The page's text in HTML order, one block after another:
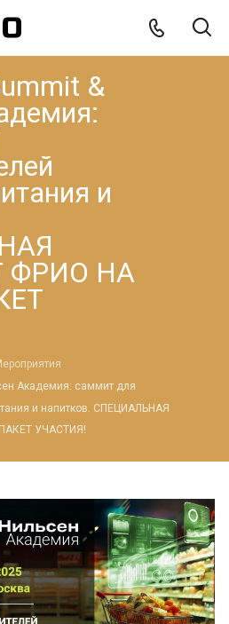
&
и
ФРИО НА
Академия: саммит для
и напитков. СПЕЦИАЛЬНАЯ
УЧАСТИЯ!